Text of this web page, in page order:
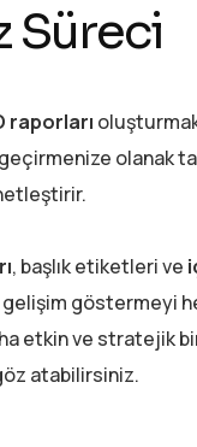
Süreci
raporları
olanak
, başlık etiketleri ve
göstermeyi
etkin ve stratejik
atabilirsiniz.